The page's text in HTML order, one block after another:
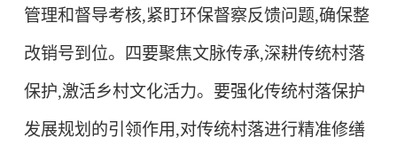
管理和督导考核,紧盯环保督察反馈问题,确保整
改销号到位。 四要聚焦文脉传承,深耕传统村落
保护,激活乡村文化活力。 要强化传统村落保护
发展规划的引领作用,对传统村落进行精准修缮